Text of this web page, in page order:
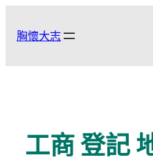
胸懷大志
工商 登記